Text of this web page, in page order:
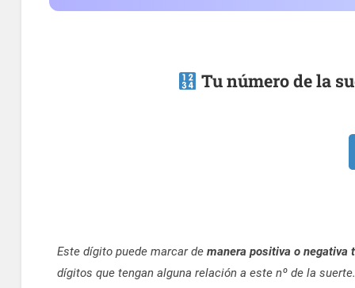
Tu número de la
Este dígito puede marcar de manera positiva o negativa
dígitos que tengan alguna relación a este nº de la suerte.